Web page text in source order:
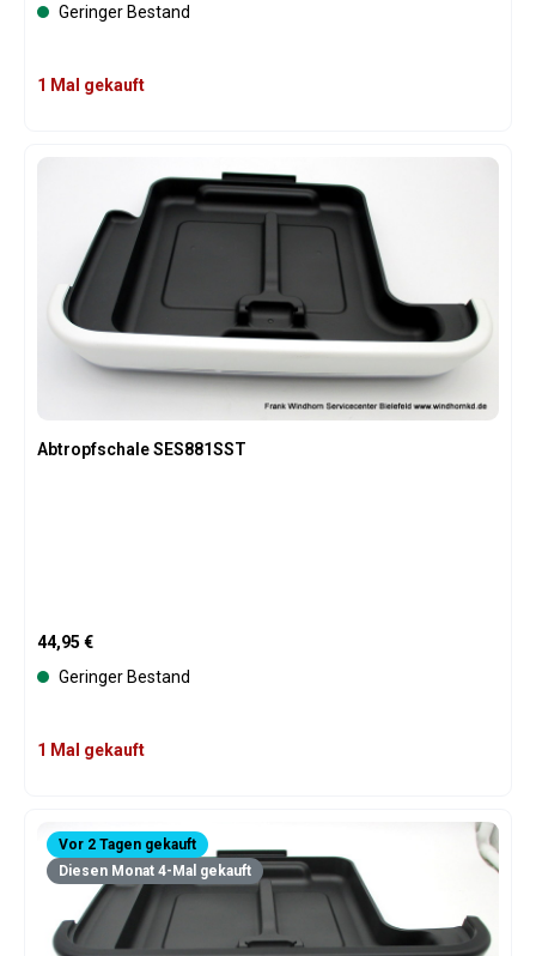
Geringer Bestand
1 Mal gekauft
Abtropfschale SES881SST
Regulärer Preis:
44,95 €
Geringer Bestand
1 Mal gekauft
Vor 2 Tagen gekauft
Diesen Monat 4-Mal gekauft